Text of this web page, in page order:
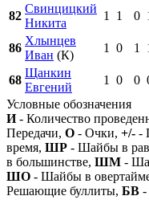
82
Свинцицкий
Никита
1 1 0
86
Хлынцев
Иван (К)
1 0 1
68
Щанкин
Евгений
1 0 0
Условные обозначения
И- Количество
Передачи, О - Очки, +/- -
время, ШР - Шайбы в
в большинстве, ШМ -
ШО - Шайбы в
Решающие буллиты, БВ -